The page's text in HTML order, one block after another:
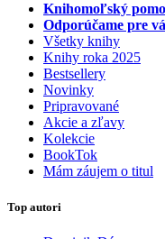
Knihomoľský
Odporúčame pre
Všetky knihy
Knihy roka 2025
Bestsellery
Novinky
Pripravované
Akcie a zľavy
Kolekcie
BookTok
Mám záujem o titul
Top autori